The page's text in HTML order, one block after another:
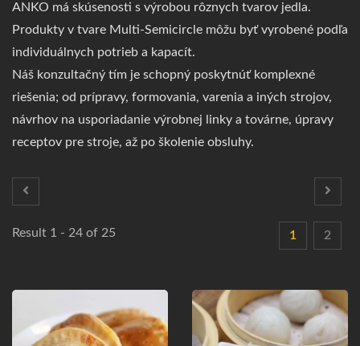
ANKO má skúsenosti s výrobou rôznych tvarov jedla.
Produkty v tvare Multi-Semicircle môžu byť vyrobené podľa
individuálnych potrieb a kapacít.
Náš konzultačný tím je schopný poskytnúť komplexné
riešenia; od prípravy, formovania, varenia a iných strojov,
návrhov na usporiadanie výrobnej linky a továrne, úpravy
receptov pre stroje, až po školenie obsluhy.
Result 1 - 24 of 25 1 2